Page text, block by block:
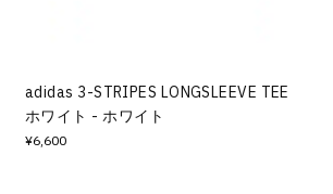
adidas 3-STRIPES LONGSLEEVE TEE
ホワイト - ホワイト
¥6,600